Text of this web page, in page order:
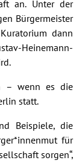
an. Unter der
Bürgermeister
dann
Heinemann-
– wenn es die
statt.
Beispiele, die
für
sorgen“,